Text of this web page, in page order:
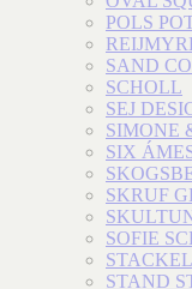
POLS
SAND
SCHOLL
SEJ
SIMONE
SIX
SKRUF
SOFIE
STAND